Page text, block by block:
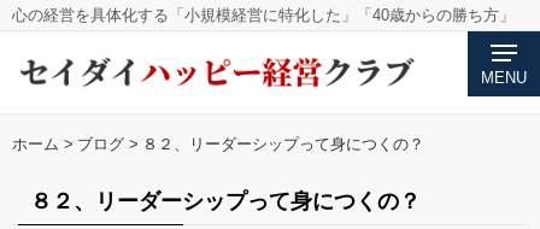
心の経営を具体化する「小規模経営に特化した」「40歳からの勝ち方」
MENU
ホーム > ブログ > ８２、リーダーシップって身につくの？
８２、リーダーシップって身につくの？